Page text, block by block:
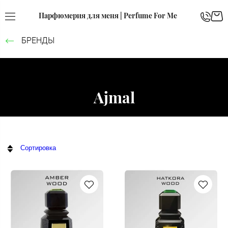
Парфюмерия для меня | Perfume For Me
БРЕНДЫ
Ajmal
Сортировка